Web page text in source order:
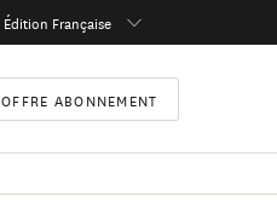
Édition Française
OFFRE ABONNEMENT